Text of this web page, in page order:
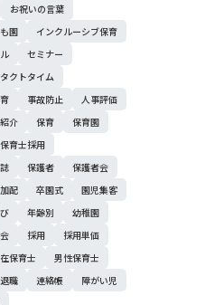
お祝いの言葉
園
インクルーシブ保育
セミナー
クトタイム
事故防止
人事評価
介 保育
保育園
保育士採用
保護者
保護者会
加配 卒園式
園児集客
年齢別
幼稚園
採用
採用単価
保育士
男性保育士
退職 連絡帳
障がい児